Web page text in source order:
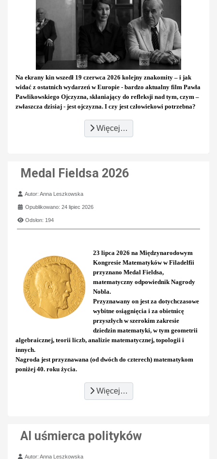
Na ekrany kin wszedł 19 czerwca 2026 kolejny znakomity – i jak
widać z ostatnich wydarzeń w Europie - bardzo aktualny film Pawła
Pawlikowskiego Ojczyzna, skłaniający do refleksji nad tym, czym –
zwłaszcza dzisiaj - jest ojczyzna. I czy jest człowiekowi potrzebna?
Więcej…
Medal Fieldsa 2026
Szczegóły
Autor:Anna Leszkowska
Opublikowano: 24 lipiec 2026
Odsłon: 194
23 lipca 2026 na Międzynarodowym
Kongresie Matematyków w Filadelfii
przyznano Medal Fieldsa,
matematyczny odpowiednik Nagrody
Nobla.
Przyznawany on jest za dotychczasowe
wybitne osiągnięcia i za obietnicę
przyszłych w szerokim zakresie
dziedzin matematyki, w tym geometrii
algebraicznej, teorii liczb, analizie matematycznej, topologii i
innych.
Nagroda jest przyznawana (od dwóch do czterech) matematykom
poniżej 40. roku życia.
Więcej…
AI uśmierca polityków
Szczegóły
Autor:Anna Leszkowska